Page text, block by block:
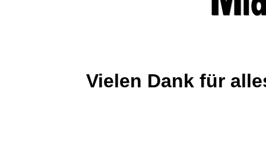
Vielen Dank für